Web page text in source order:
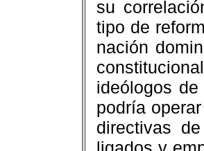
su
tipo de
nación
ideólogos
podría
directivas